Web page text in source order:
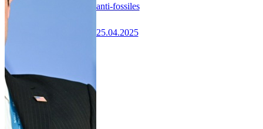
anti-fossiles
25.04.2025